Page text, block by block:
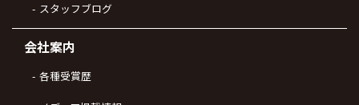
スタッフブログ
会社案内
各種受賞歴